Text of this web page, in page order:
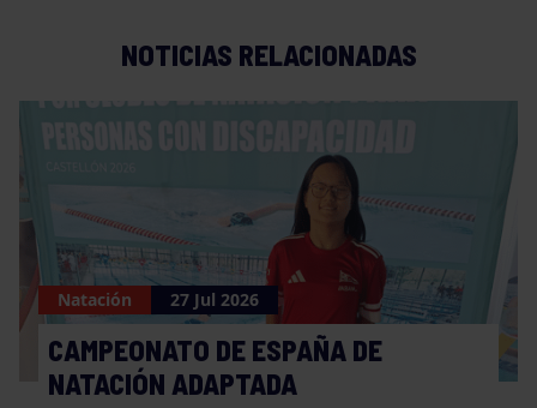
NOTICIAS RELACIONADAS
Natación 27 Jul 2026
CAMPEONATO DE ESPAÑA DE
NATACIÓN ADAPTADA